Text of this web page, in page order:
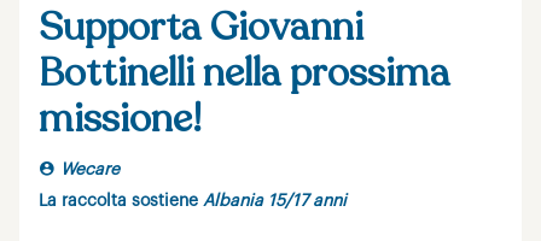
Supporta Giovanni
Bottinelli nella prossima
missione!
Wecare
La raccolta sostiene Albania 15/17 anni